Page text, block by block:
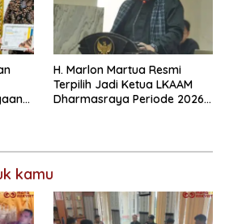
H. Marlon Martua Resmi
Terpilih Jadi Ketua LKAAM
Dharmasraya Periode 2026–
kamu